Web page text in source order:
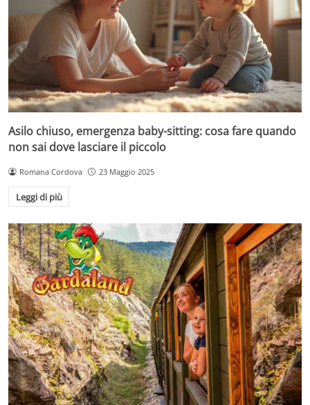
Asilo chiuso, emergenza baby-sitting: cosa fare quando
non sai dove lasciare il piccolo
Romana Cordova 23 Maggio 2025
Leggi di più